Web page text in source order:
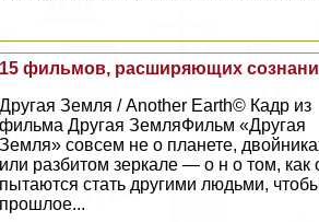
15 фильмов, расширяющих
Другая Земля / Another Earth© Кадр из
фильма Другая ЗемляФильм «Другая
Земля» совсем не о планете,
или разбитом зеркале — о н о том, как
пытаются стать другими людьми,
прошлое...